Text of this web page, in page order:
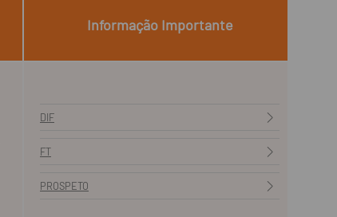
Informação Importante
DIF
FT
PROSPETO